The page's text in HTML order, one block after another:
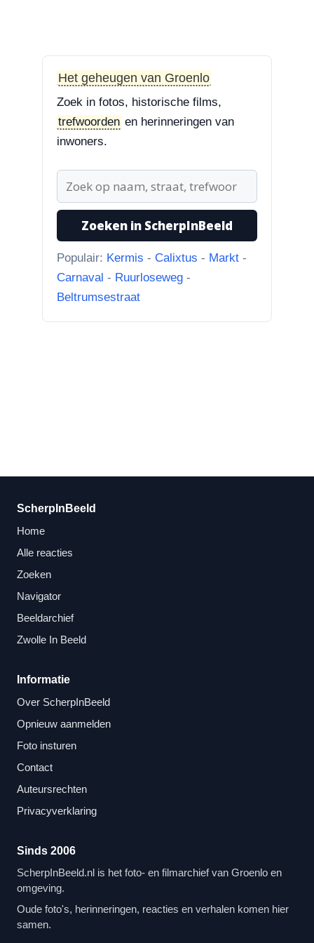
“Treurbeuk op het ravelijn
Styrum. Pracht boom!”
3-8-2026
Zoekplaatjes uit Grolle
“Nog een tip. Deze buurman
“naar...”
1-8-2026
Koningssteeg met parkeerterrein
Het geheugen van Groenlo
Zoek in fotos, historische films,
trefwoorden en herinneringen van
inwoners.
Zoeken in ScherpInBeeld
Populair: Kermis - Calixtus - Markt -
Carnaval - Ruurloseweg -
Beltrumsestraat
ScherpInBeeld
Home
Alle reacties
Zoeken
Navigator
Beeldarchief
Zwolle In Beeld
Informatie
Over ScherpInBeeld
Opnieuw aanmelden
Foto insturen
Contact
Auteursrechten
Privacyverklaring
Sinds 2006
ScherpInBeeld.nl is het foto- en filmarchief van Groenlo en
omgeving.
Oude foto's, herinneringen, reacties en verhalen komen hier
samen.